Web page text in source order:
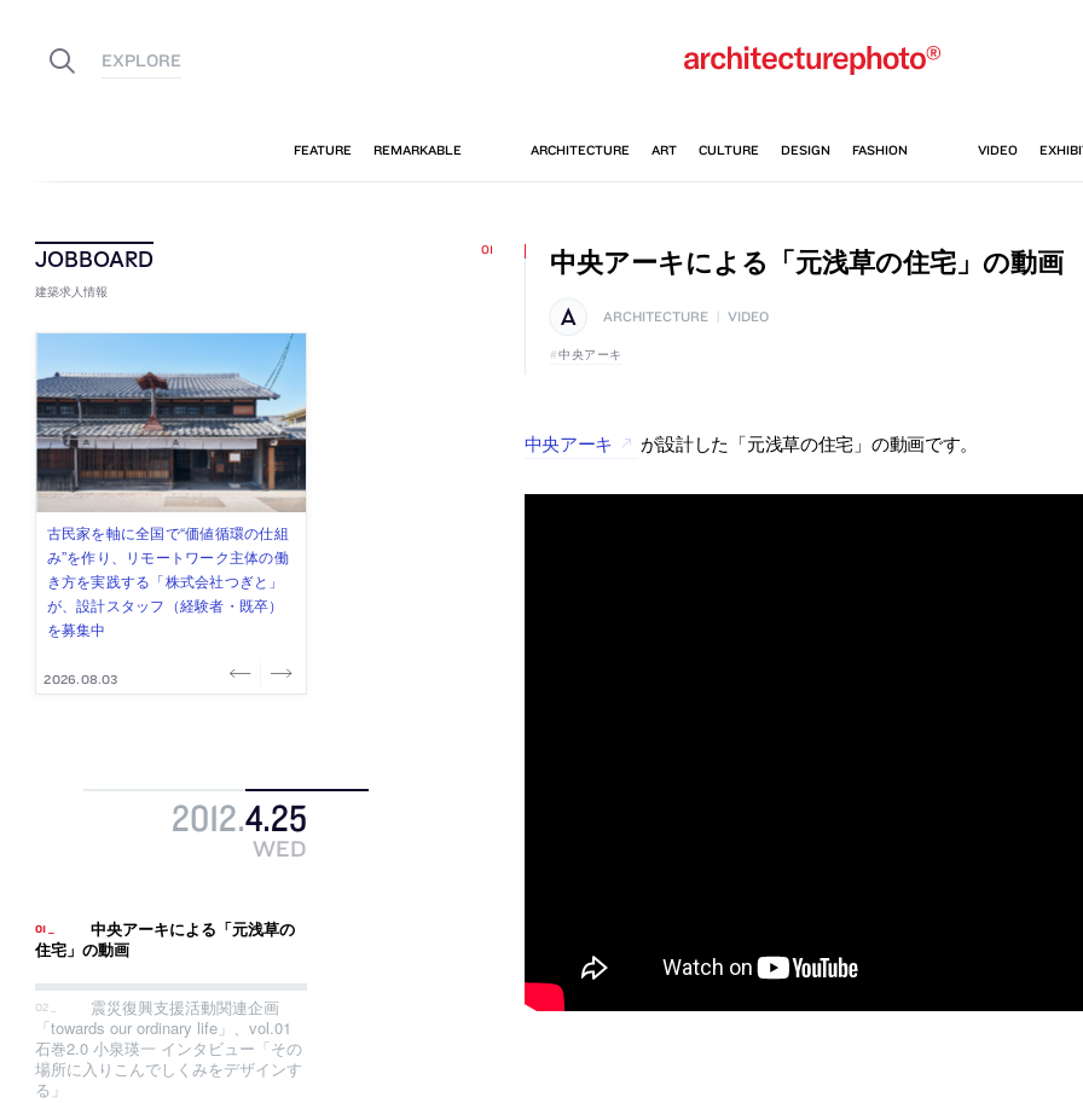
建築求人情報
古民家を軸に全国で“価値循環の仕組
み”を作り、リモートワーク主体の働
き方を実践する「株式会社つぎと」
が、設計スタッフ（経験者・既卒）
を募集中
2026.08.03
リノベる株式会社が、設計パートナ
ー (業務委託) を募集中
2026.08.03
社会への影響力のある建築を手掛
け、スタッフ同士で助け合う環境づ
くりも行う「E.A.S.T.architects」
が、設計スタッフ（経験者・既卒・
2027年新卒）を募集中
2026.07.31
代官山を拠点に活動する「梅澤竜也 /
ALA INC.」が、設計スタッフ・アル
バイト・事務職を募集中
2026.07.30
住宅や共同住宅などを手掛け、“合理
的でシンプルなデザイン”を志向する
「PANDA：山本浩三建築設計事務
所」が、設計スタッフ（経験者・既
卒・2027年新卒）を募集中
2026.07.29
2012.4.25
WED
中央アーキによる「元浅草の
住宅」の動画
震災復興支援活動関連企画
「towards our ordinary life」、vol.01
石巻2.0 小泉瑛一 インタビュー「その
場所に入りこんでしくみをデザインす
る」
中央アーキによる「元浅草の住宅」の動画
ARCHITECTURE VIDEO
中央アーキ
中央アーキ が設計した「元浅草の住宅」の動画です。